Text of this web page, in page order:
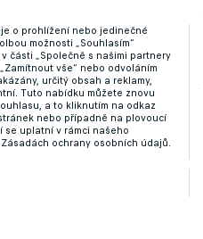
o prohlížení nebo jedinečné
možnosti „Souhlasím“
části „Společně s našimi partnery
vše“ nebo odvoláním
určitý obsah a reklamy,
Tuto nabídku můžete znovu
a to kliknutím na odkaz
nebo případně na plovoucí
se uplatní v rámci našeho
ochrany osobních údajů.